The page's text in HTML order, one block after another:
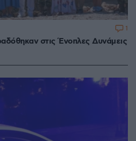
στις Ένοπλες Δυνάμεις
1